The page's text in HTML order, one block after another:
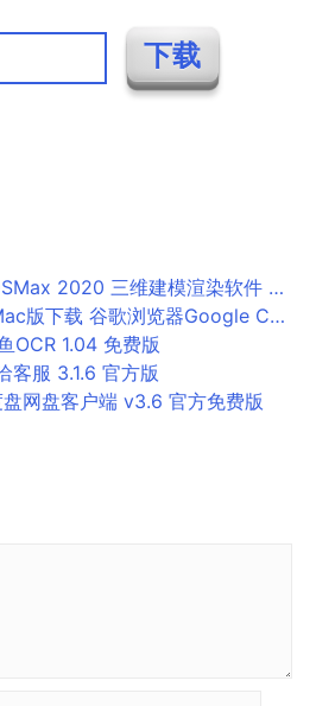
三维建模渲染软件 22.0.0.757 简体中文精简版
器Google Chrome for Mac V114.0.5735.133 苹果电脑版
OCR 1.04 免费版
客服 3.1.6 官方版
网盘客户端 v3.6 官方免费版